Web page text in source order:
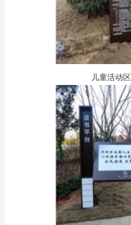
儿童活动区